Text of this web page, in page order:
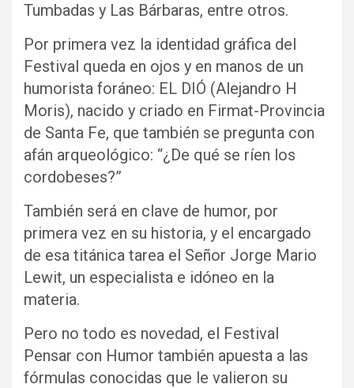
Tumbadas y Las Bárbaras, entre otros.
Por primera vez la identidad gráfica del
Festival queda en ojos y en manos de un
humorista foráneo: EL DIÓ (Alejandro H
Moris), nacido y criado en Firmat-Provincia
de Santa Fe, que también se pregunta con
afán arqueológico: “¿De qué se ríen los
cordobeses?”
También será en clave de humor, por
primera vez en su historia, y el encargado
de esa titánica tarea el Señor Jorge Mario
Lewit, un especialista e idóneo en la
materia.
Pero no todo es novedad, el Festival
Pensar con Humor también apuesta a las
fórmulas conocidas que le valieron su